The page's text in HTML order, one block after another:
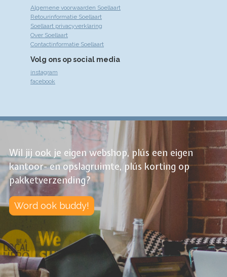
Algemene voorwaarden Soellaart
Retourinformatie Soellaart
Soellaart privacyverklaring
Over Soellaart
Contactinformatie Soellaart
Volg ons op social media
instagram
facebook
Wil jij ook je eigen webshop, plús een eigen
kantoor- en opslagruimte, plús korting op
pakketverzending?
Word ook buddy!